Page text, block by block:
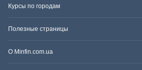
Курсы по городам
Полезные страницы
О Minfin.com.ua